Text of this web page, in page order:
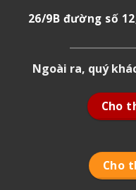
26/9B đường số
Ngoài ra, quý
Cho
Cho